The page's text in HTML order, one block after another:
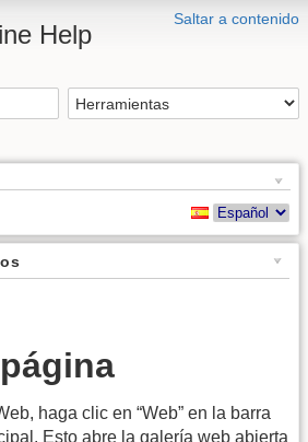
Saltar a contenido
Help
haga clic en “Web” en la barra
Esto abre la galería web abierta